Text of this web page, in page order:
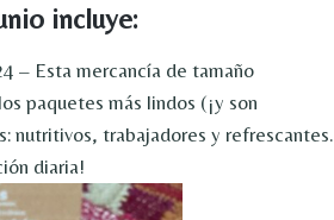
incluye:
– Esta mercancía de tamaño
paquetes más lindos (¡y son
nutritivos, trabajadores y refrescantes.
diaria!